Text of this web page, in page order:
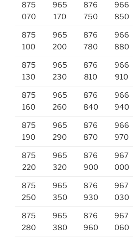
875
070
965
170
876
750
966
850
875
100
965
200
876
780
966
880
875
130
965
230
876
810
966
910
875
160
965
260
876
840
966
940
875
190
965
290
876
870
966
970
875
220
965
320
876
900
967
000
875
250
965
350
876
930
967
030
875
280
965
380
876
960
967
060